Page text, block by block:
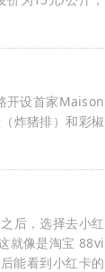
开设首家Maison
炸猪排）和彩椒
后，选择去小红
就像是淘宝 88vi
能看到小红卡的